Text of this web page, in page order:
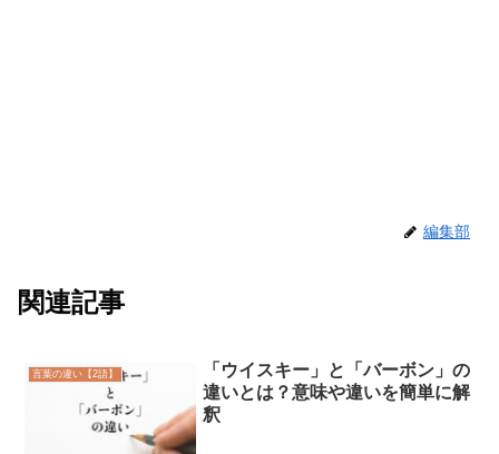
編集部
関連記事
言葉の違い【2語】
「ウイスキー」と「バーボン」の
違いとは？意味や違いを簡単に解
釈